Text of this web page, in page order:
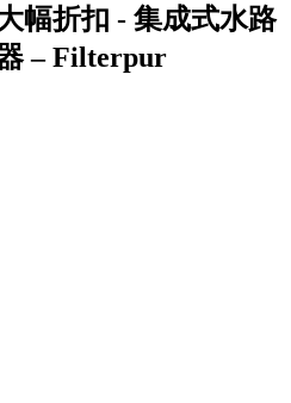
幅折扣 - 集成式水路
– Filterpur